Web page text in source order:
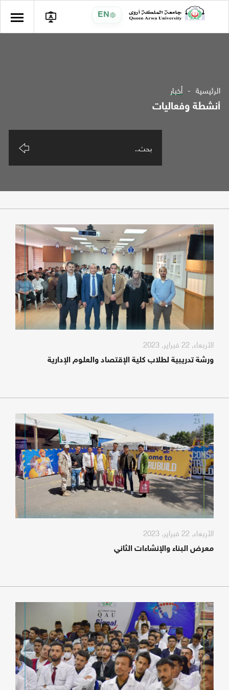
EN
الرئيسية أخبار
أنشطة وفعاليات
الأربعاء, 22 فبراير, 2023
ورشة تدريبية لطلاب كلية الإقتصاد والعلوم الإدارية
الأربعاء, 22 فبراير, 2023
معرض البناء والإنشاءات الثاني